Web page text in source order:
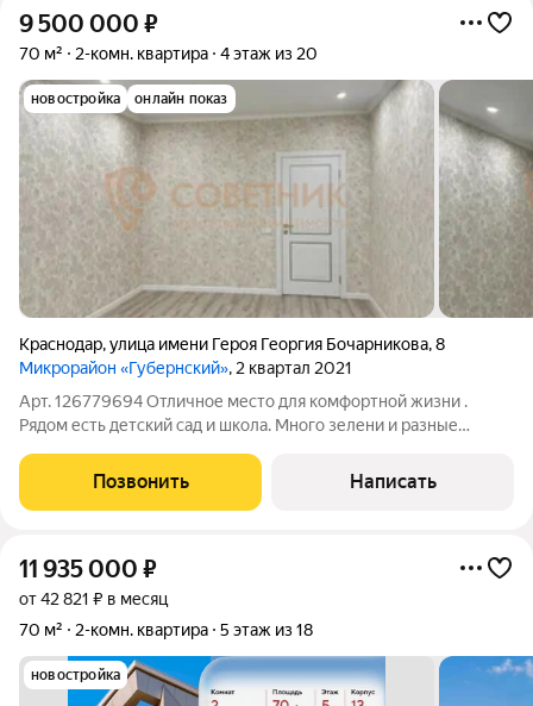
9 500 000 ₽
70 м² 2-комн. квартира 4 этаж из 20
новостройка онлайн показ
Краснодар,улица имени Героя Георгия Бочарникова,8
Микрорайон «Губернский», 2 квартал 2021
Арт. 126779694 Отличное место для комфортной жизни .
Рядом есть детский сад и школа. Много зелени и разные
многофункциональный центр в три этажа на против дома.
Рядом есть небольшая лесополоса и поле.
Позвонить Написать
11 935 000 ₽
от 42 821 ₽ в месяц
70 м²
2-комн. квартира 5 этаж из 18
новостройка